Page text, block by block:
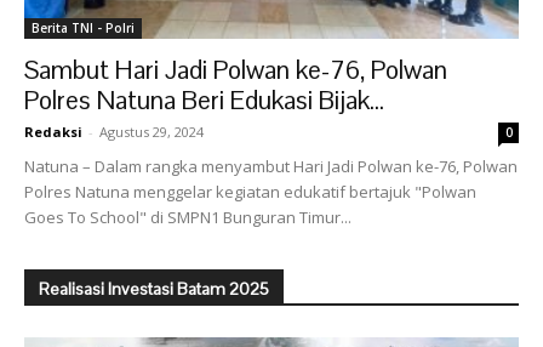
Berita TNI - Polri
Sambut Hari Jadi Polwan ke-76, Polwan
Polres Natuna Beri Edukasi Bijak...
Redaksi - Agustus 29, 2024 0
Natuna – Dalam rangka menyambut Hari Jadi Polwan ke-76, Polwan
Polres Natuna menggelar kegiatan edukatif bertajuk "Polwan
Goes To School" di SMPN1 Bunguran Timur...
Realisasi Investasi Batam 2025